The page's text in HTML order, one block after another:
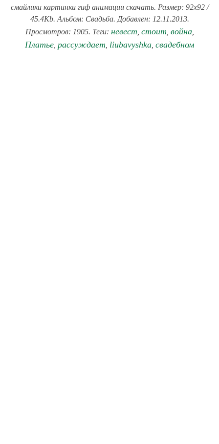
смайлики картинки гиф анимации скачать. Размер: 92x92 /
45.4Kb. Альбом: Свадьба. Добавлен: 12.11.2013.
Просмотров: 1905. Теги: невест стоит война,
Платье рассуждает liubavyshka свадебном